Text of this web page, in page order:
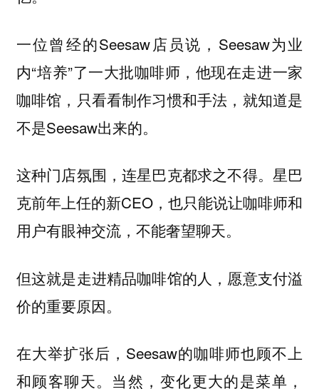
一位曾经的Seesaw店员说，Seesaw为业
内“培养”了一大批咖啡师，他现在走进一家
咖啡馆，只看看制作习惯和手法，就知道是
不是Seesaw出来的。
这种门店氛围，连星巴克都求之不得。星巴
克前年上任的新CEO，也只能说让咖啡师和
用户有眼神交流，不能奢望聊天。
但这就是走进精品咖啡馆的人，愿意支付溢
价的重要原因。
在大举扩张后，Seesaw的咖啡师也顾不上
和顾客聊天。当然，变化更大的是菜单，